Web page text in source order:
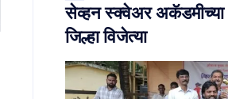
सेव्हन स्क्वेअर
जिल्हा विजेत्या